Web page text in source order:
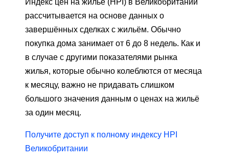
Индекс цен на жильё (HPI) в Великобритании
рассчитывается на основе данных о
завершённых сделках с жильём. Обычно
покупка дома занимает от 6 до 8 недель. Как и
в случае с другими показателями рынка
жилья, которые обычно колеблются от месяца
к месяцу, важно не придавать слишком
большого значения данным о ценах на жильё
за один месяц.
Получите доступ к полному индексу HPI
Великобритании